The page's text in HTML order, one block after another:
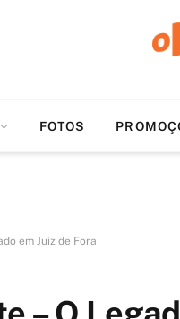
FOTOS
em Juiz de Fora